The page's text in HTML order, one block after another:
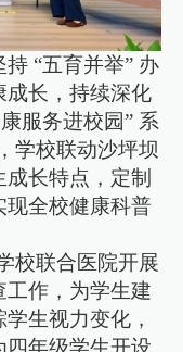
“五育并举” 办
成长，持续深化
服务进校园” 系
学校联动沙坪坝
长特点，定制
现全校健康科普
校联合医院开展
作，为学生建
生视力变化，